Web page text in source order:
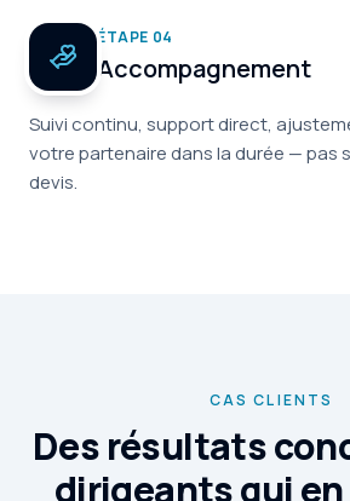
ÉTAPE 04
Accompagnement
Suivi continu, support direct,
votre partenaire dans la durée — pas
devis.
CAS CLIENTS
Des résultats
dirigeants qui